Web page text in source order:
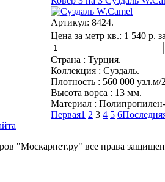
Артикул: 8424.
Цена за метр кв.: 1 540 р.
Страна : Турция.
Коллекция : Суздаль.
Плотность : 560 000 узл.м/
Высота ворса : 13 мм.
Материал :
Первая1 2 3 4 5 6
"Москарпет.ру" все права